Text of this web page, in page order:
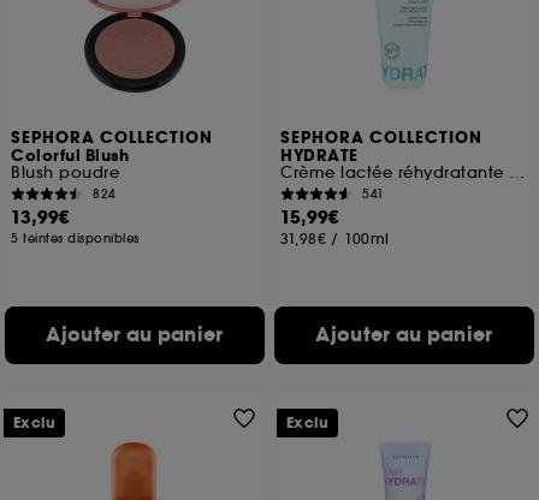
SEPHORA COLLECTION
Colorful Blush
Blush poudre
824
13,99€
5 teintes disponibles
Ajouter au panier
SEPHORA COLLECTION
HYDRATE
Crème lactée réhydratante à l'Acide hyaluronique
541
15,99€
31,98€ / 100ml
Ajouter au panier
Exclu Exclu